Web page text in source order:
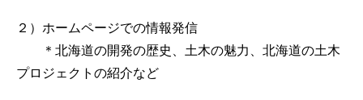
２）ホームページでの情報発信
＊北海道の開発の歴史、土木の魅力、北海道の土木
プロジェクトの紹介など